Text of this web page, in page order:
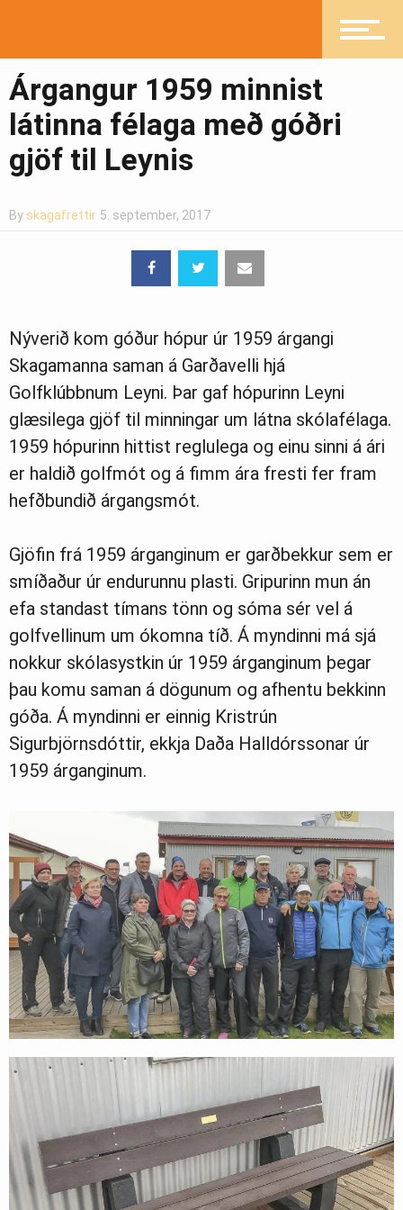
Íþróttir
Pistlar
Greinasafn
Árgangur 1959 minnist
látinna félaga með góðri
gjöf til Leynis
By skagafrettir 5. september, 2017
Nýverið kom góður hópur úr 1959 árgangi
Skagamanna saman á Garðavelli hjá
Golfklúbbnum Leyni. Þar gaf hópurinn Leyni
glæsilega gjöf til minningar um látna skólafélaga.
1959 hópurinn hittist reglulega og einu sinni á ári
er haldið golfmót og á fimm ára fresti fer fram
hefðbundið árgangsmót.
Gjöfin frá 1959 árganginum er garðbekkur sem er
smíðaður úr endurunnu plasti. Gripurinn mun án
efa standast tímans tönn og sóma sér vel á
golfvellinum um ókomna tíð. Á myndinni má sjá
nokkur skólasystkin úr 1959 árganginum þegar
þau komu saman á dögunum og afhentu bekkinn
góða. Á myndinni er einnig Kristrún
Sigurbjörnsdóttir, ekkja Daða Halldórssonar úr
1959 árganginum.